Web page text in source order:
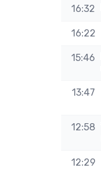
16:32
16:22
15:46
13:47
12:58
12:29